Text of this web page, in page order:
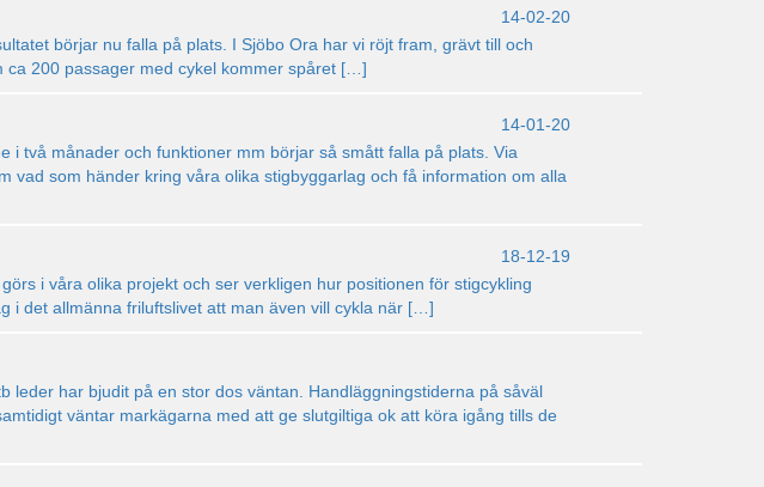
14-02-20
börjar nu falla på plats. I Sjöbo Ora har vi röjt fram, grävt till och
ca 200 passager med cykel kommer spåret […]
14-01-20
två månader och funktioner mm börjar så smått falla på plats. Via
som händer kring våra olika stigbyggarlag och få information om alla
18-12-19
i våra olika projekt och ser verkligen hur positionen för stigcykling
i det allmänna friluftslivet att man även vill cykla när […]
har bjudit på en stor dos väntan. Handläggningstiderna på såväl
väntar markägarna med att ge slutgiltiga ok att köra igång tills de